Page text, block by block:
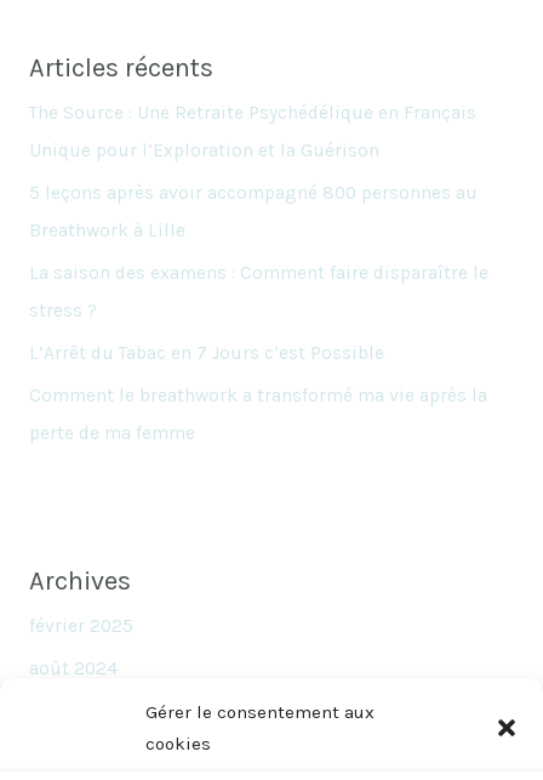
Gérer le consentement aux
cookies
Articles récents
The Source : Une Retraite Psychédélique en Français
Unique pour l’Exploration et la Guérison
5 leçons après avoir accompagné 800 personnes au
Breathwork à Lille
La saison des examens : Comment faire disparaître le
stress ?
L’Arrêt du Tabac en 7 Jours c’est Possible
Comment le breathwork a transformé ma vie après la
perte de ma femme
Archives
février 2025
août 2024
novembre 2023